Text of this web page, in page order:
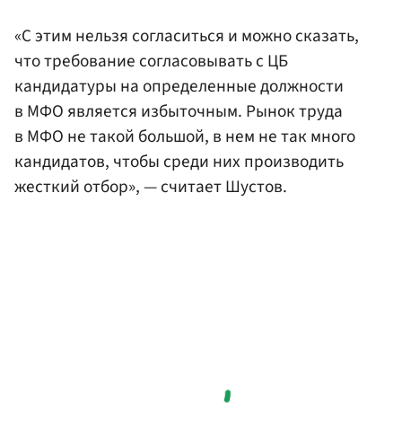
«С этим нельзя согласиться и можно сказать,
что требование согласовывать с ЦБ
кандидатуры на определенные должности
в МФО является избыточным. Рынок труда
в МФО не такой большой, в нем не так много
кандидатов, чтобы среди них производить
жесткий отбор», — считает Шустов.